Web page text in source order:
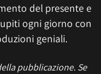
del presente e
ogni giorno con
geniali.
pubblicazione. Se